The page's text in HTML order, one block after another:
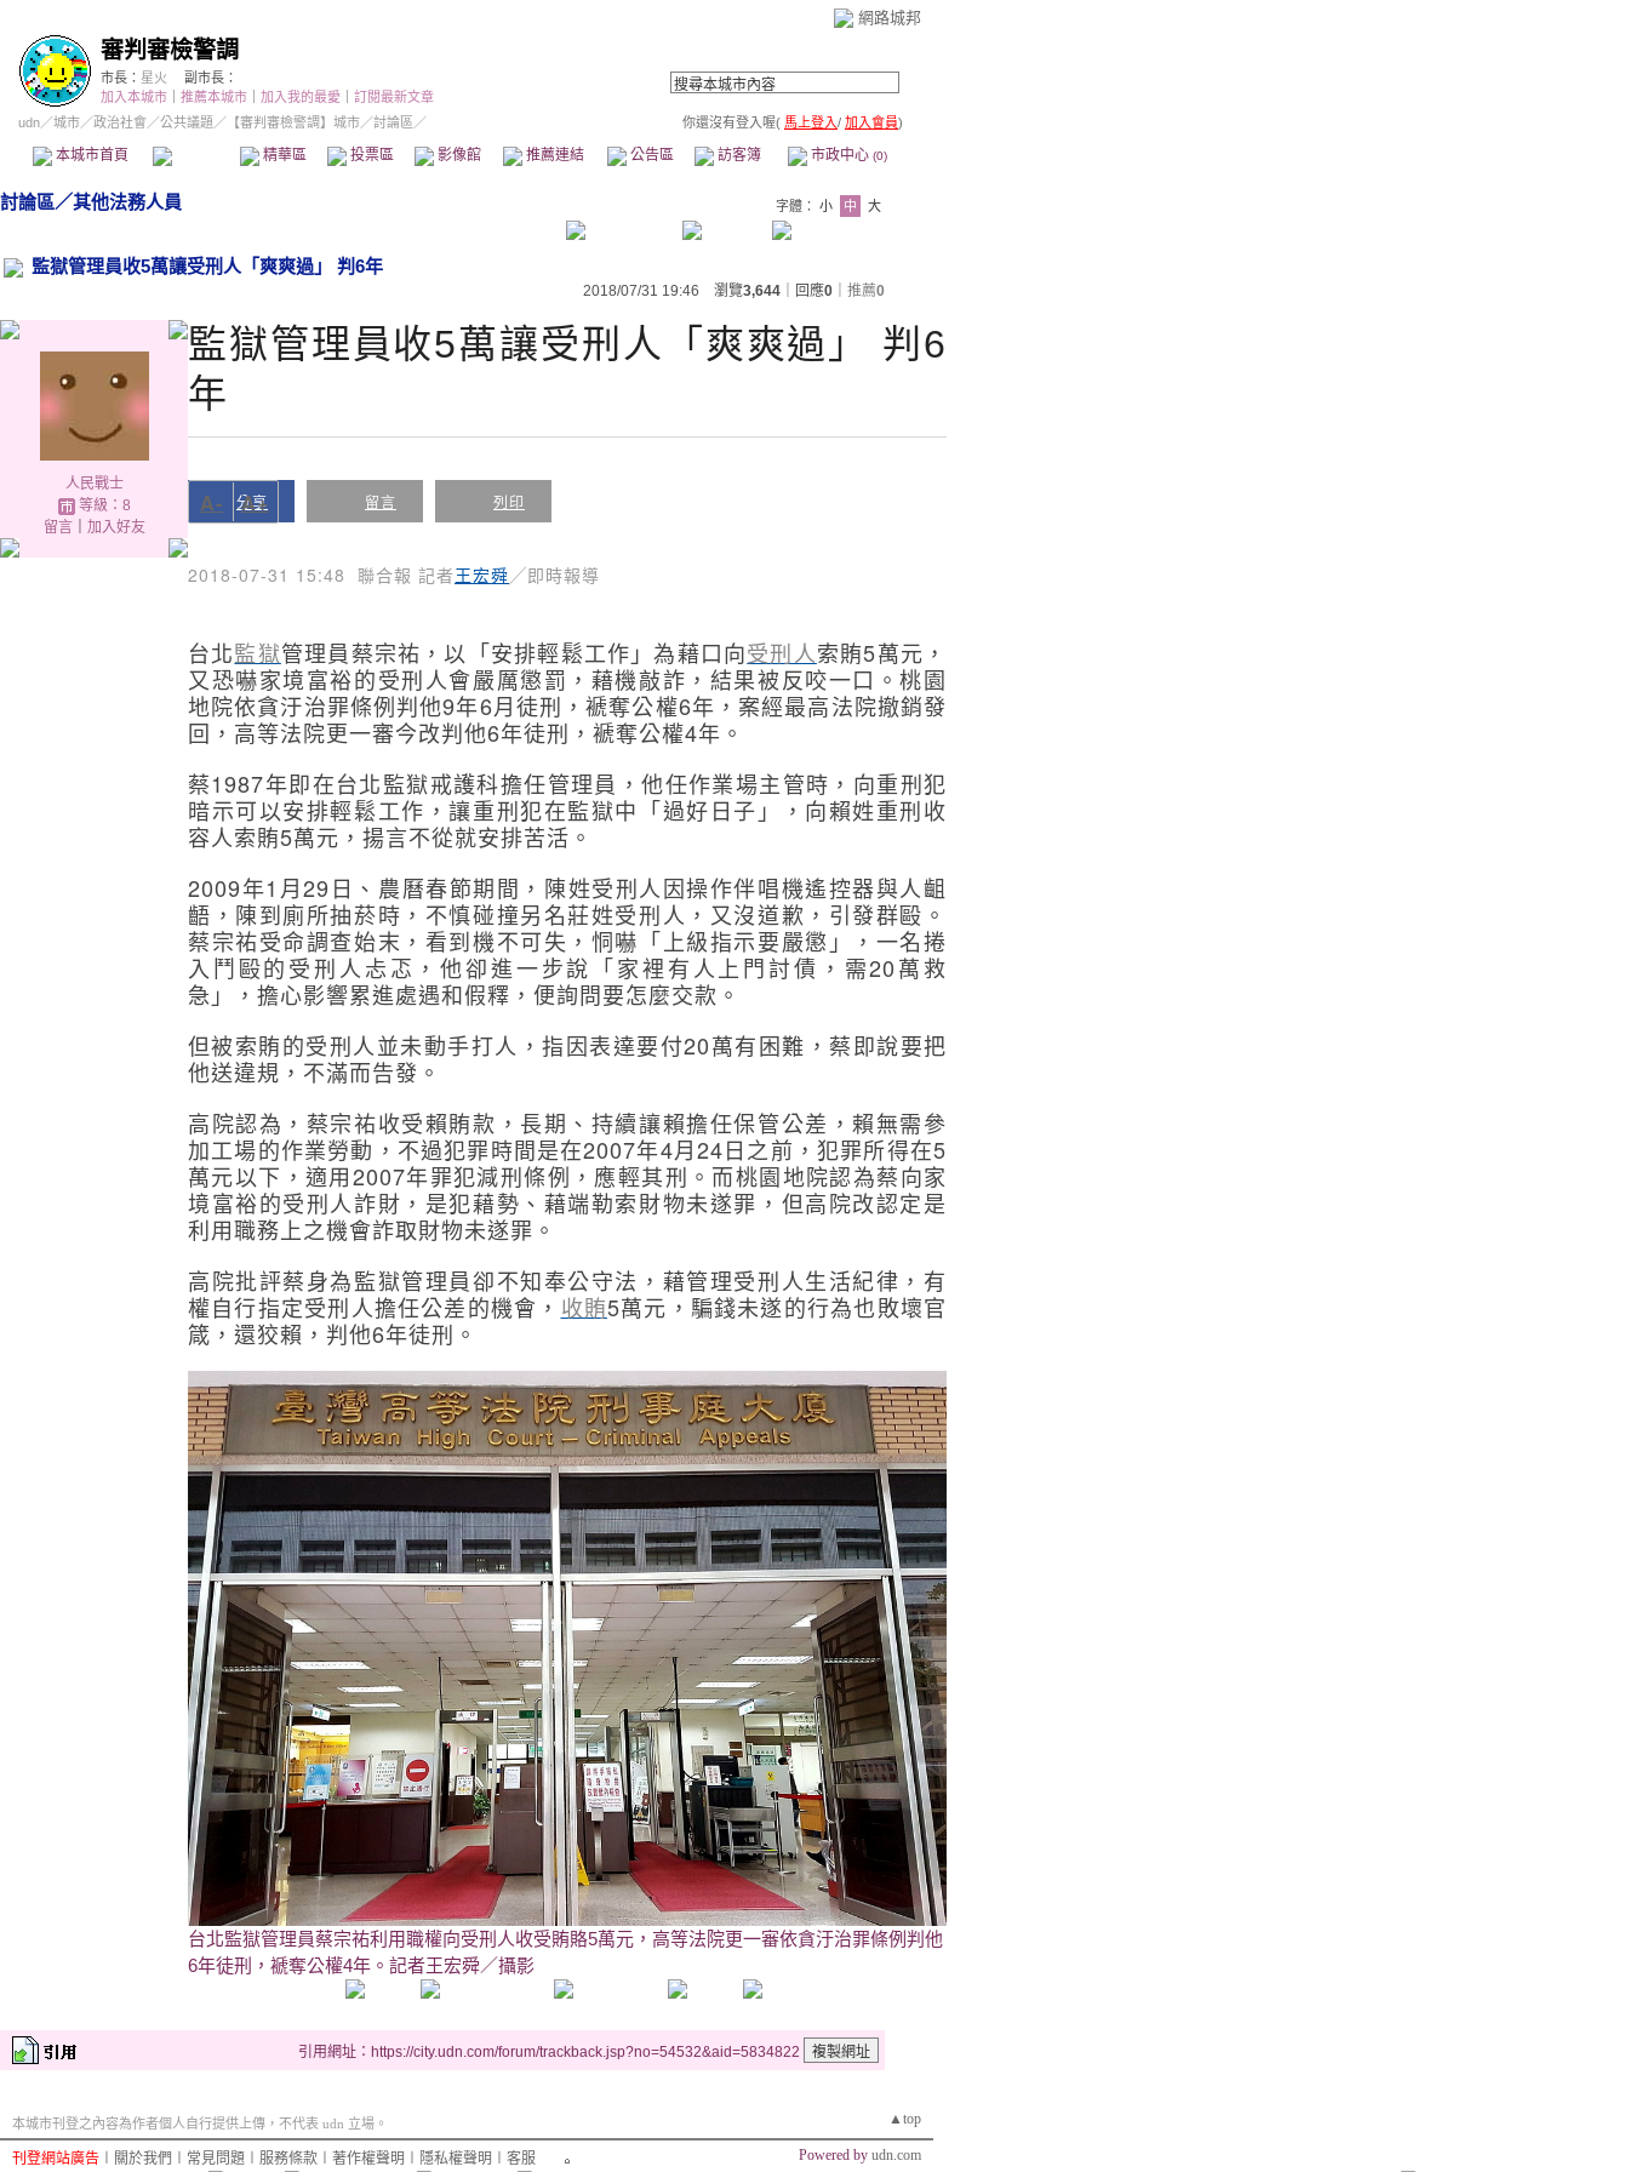
網路城邦
審判審檢警調
市長： 星火
副市長：
加入本城市
推薦本城市 加入我的最愛
訂閱最新文章
udn／城市／政治社會 ／公共議題 ／ 【審判審檢警調】城市／討論區／ 你還沒有登入喔( 馬上登入/ 加入會員)
本城市首頁 精華區 投票區 影像館 推薦連結 公告區 訪客簿 市政中心 (0)
討論區／其他法務人員 字體： 小 中 大
監獄管理員收5萬讓受刑人「爽爽過」 判6年
2018/07/31 19:46 瀏覽3,644 ｜回應0 推薦0
人民戰士
等級：8
留言｜ 加入好友
監獄管理員收5萬讓受刑人「爽爽過」 判6
年
分享 留言 列印
A- A+
2018-07-31 15:48 聯合報 記者王宏舜╱即時報導
台北監獄管理員蔡宗祐，以「安排輕鬆工作」為藉口向受刑人索賄5萬元，
又恐嚇家境富裕的受刑人會嚴厲懲罰，藉機敲詐，結果被反咬一口。桃園
地院依貪汙治罪條例判他9年6月徒刑，褫奪公權6年，案經最高法院撤銷發
回，高等法院更一審今改判他6年徒刑，褫奪公權4年。
蔡1987年即在台北監獄戒護科擔任管理員，他任作業場主管時，向重刑犯
暗示可以安排輕鬆工作，讓重刑犯在監獄中「過好日子」，向賴姓重刑收
容人索賄5萬元，揚言不從就安排苦活。
2009年1月29日、農曆春節期間，陳姓受刑人因操作伴唱機遙控器與人齟
齬，陳到廁所抽菸時，不慎碰撞另名莊姓受刑人，又沒道歉，引發群毆。
蔡宗祐受命調查始末，看到機不可失，恫嚇「上級指示要嚴懲」，一名捲
入鬥毆的受刑人忐忑，他卻進一步說「家裡有人上門討債，需20萬救
急」，擔心影響累進處遇和假釋，便詢問要怎麼交款。
但被索賄的受刑人並未動手打人，指因表達要付20萬有困難，蔡即說要把
他送違規，不滿而告發。
高院認為，蔡宗祐收受賴賄款，長期、持續讓賴擔任保管公差，賴無需參
加工場的作業勞動，不過犯罪時間是在2007年4月24日之前，犯罪所得在5
萬元以下，適用2007年罪犯減刑條例，應輕其刑。而桃園地院認為蔡向家
境富裕的受刑人詐財，是犯藉勢、藉端勒索財物未遂罪，但高院改認定是
利用職務上之機會詐取財物未遂罪。
高院批評蔡身為監獄管理員卻不知奉公守法，藉管理受刑人生活紀律，有
權自行指定受刑人擔任公差的機會， 收賄5萬元，騙錢未遂的行為也敗壞官
箴，還狡賴，判他6年徒刑。
台北監獄管理員蔡宗祐利用職權向受刑人收受賄賂5萬元，高等法院更一審依貪汙治罪條例判他
6年徒刑，褫奪公權4年。記者王宏舜／攝影
引用網址：https://city.udn.com/forum/trackback.jsp?no=54532&aid=5834822
▲top
本城市刊登之內容為作者個人自行提供上傳，不代表 udn 立場。
刊登網站廣告 關於我們 常見問題 服務條款 著作權聲明 隱私權聲明 客服 Powered by udn.com